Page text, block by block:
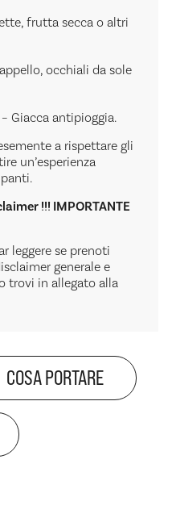
frutta secca o altri
occhiali da sole
Giacca antipioggia.
a rispettare gli
un’esperienza
!!! IMPORTANTE
leggere se prenoti
generale e
trovi in allegato alla
COSA PORTARE